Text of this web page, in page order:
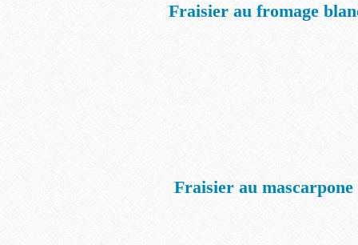
Fraisier au fromage
Fraisier au mascarpone